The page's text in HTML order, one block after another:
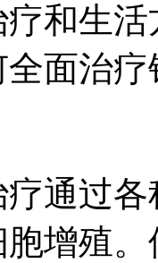
和生
面治
通过
增殖